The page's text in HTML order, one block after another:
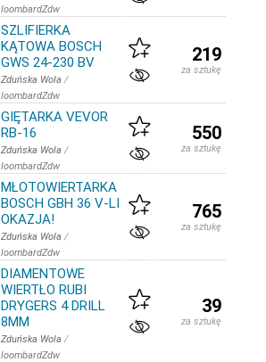
loombardZdw
SZLIFIERKA
KĄTOWA BOSCH
GWS 24-230 BV
Zduńska Wola /
loombardZdw
219
za sztukę
GIĘTARKA VEVOR
RB-16
Zduńska Wola /
loombardZdw
550
za sztukę
MŁOTOWIERTARKA
BOSCH GBH 36 V-LI
OKAZJA!
Zduńska Wola /
loombardZdw
765
za sztukę
DIAMENTOWE
WIERTŁO RUBI
DRYGERS 4 DRILL
8MM
Zduńska Wola /
loombardZdw
39
za sztukę